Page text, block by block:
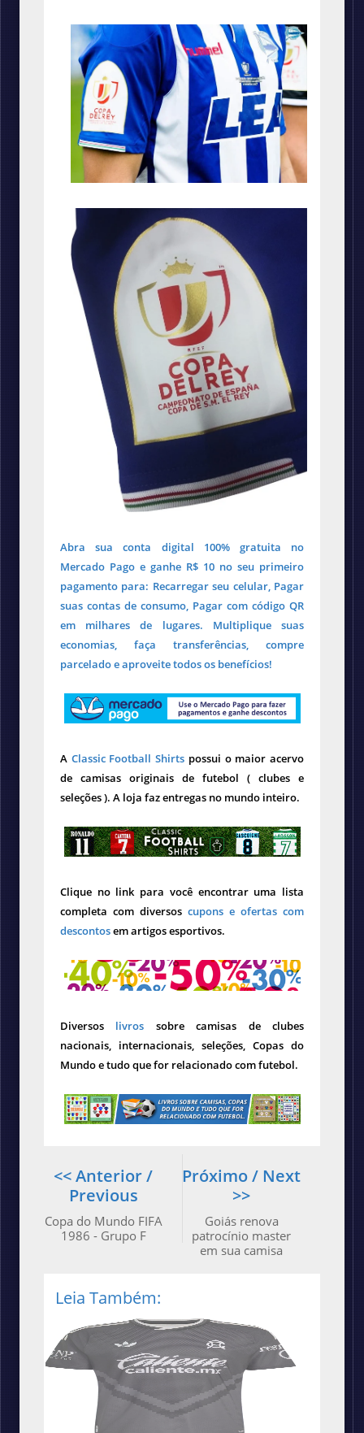
Abra sua conta digital 100% gratuita no
Mercado Pago e ganhe R$ 10 no seu primeiro
pagamento para: Recarregar seu celular, Pagar
suas contas de consumo, Pagar com código QR
em milhares de lugares. Multiplique suas
economias, faça transferências, compre
parcelado e aproveite todos os benefícios!
A Classic Football Shirts possui o maior acervo
de camisas originais de futebol ( clubes e
seleções ). A loja faz entregas no mundo inteiro.
Clique no link para você encontrar uma lista
completa com diversos cupons e ofertas com
descontosem artigos esportivos.
Diversos livros sobre camisas de clubes
nacionais, internacionais, seleções, Copas do
Mundo e tudo que for relacionado com futebol.
Próximo / Next
>>
Goiás renova
patrocínio master
em sua camisa
<< Anterior /
Previous
Copa do Mundo FIFA
1986 - Grupo F
Leia Também: